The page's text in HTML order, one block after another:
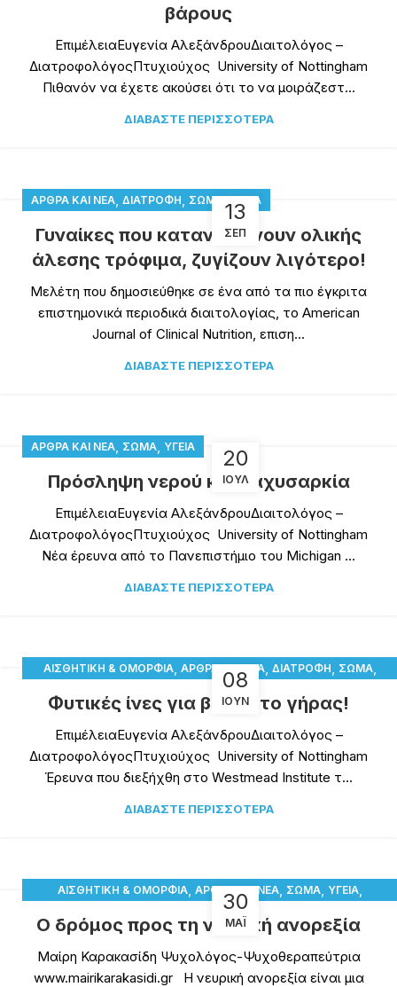
βάρους
ΕπιμέλειαΕυγενία ΑλεξάνδρουΔιαιτολόγος –
ΔιατροφολόγοςΠτυχιούχος University of Nottingham
Πιθανόν να έχετε ακούσει ότι το να μοιράζεστ...
ΔΙΑΒΆΣΤΕ ΠΕΡΙΣΣΌΤΕΡΑ
13
ΣΕΠ
ΆΡΘΡΑ ΚΑΙ ΝΈΑ ΔΙΑΤΡΟΦΉ ΣΏΜΑ,ΥΓΕΊΑ
Γυναίκες που καταναλώνουν ολικής
άλεσης τρόφιμα, ζυγίζουν λιγότερο!
Μελέτη που δημοσιεύθηκε σε ένα από τα πιο έγκριτα
επιστημονικά περιοδικά διαιτολογίας, το American
Journal of Clinical Nutrition, επιση...
ΔΙΑΒΆΣΤΕ ΠΕΡΙΣΣΌΤΕΡΑ
20
ΙΟΎΛ
ΆΡΘΡΑ ΚΑΙ ΝΈΑ ΣΏΜΑ ΥΓΕΊΑ
Πρόσληψη νερού και παχυσαρκία
ΕπιμέλειαΕυγενία ΑλεξάνδρουΔιαιτολόγος –
ΔιατροφολόγοςΠτυχιούχος University of Nottingham
Νέα έρευνα από το Πανεπιστήμιο του Michigan ...
ΔΙΑΒΆΣΤΕ ΠΕΡΙΣΣΌΤΕΡΑ
08
ΙΟΎΝ
ΑΙΣΘΗΤΙΚΉ & ΟΜΟΡΦΙΆ, ΆΡΘΡΑ ΚΑΙ ΝΈΑ, ΔΙΑΤΡΟΦΉ ΣΏΜΑ,
ΥΓΕΊΑ
Φυτικές ίνες για βέλτιστο γήρας!
ΕπιμέλειαΕυγενία ΑλεξάνδρουΔιαιτολόγος –
ΔιατροφολόγοςΠτυχιούχος University of Nottingham
Έρευνα που διεξήχθη στο Westmead Institute τ...
ΔΙΑΒΆΣΤΕ ΠΕΡΙΣΣΌΤΕΡΑ
30
ΜΆΙ
ΑΙΣΘΗΤΙΚΉ & ΟΜΟΡΦΙΆ, ΆΡΘΡΑ ΚΑΙ ΝΈΑ, ΣΏΜΑ, ΥΓΕΊΑ,
ΨΥΧΟΛΟΓΊΑ
Ο δρόμος προς τη νευρική ανορεξία
Μαίρη Καρακασίδη Ψυχολόγος-Ψυχοθεραπεύτρια
www.mairikarakasidi.gr Η νευρική ανορεξία είναι μια